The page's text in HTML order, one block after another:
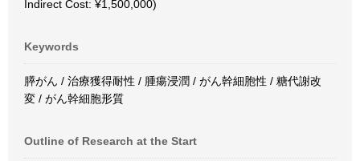
Indirect Cost: ¥1,500,000)
Keywords
膵がん / 治療獲得耐性 / 腫瘍浸潤 / がん幹細胞性 / 糖代謝改
変 / がん幹細胞形質
Outline of Research at the Start